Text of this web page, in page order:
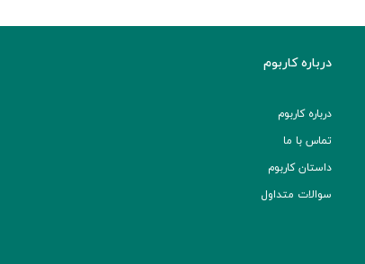
درباره کاربوم
درباره کاربوم
تماس با ما
داستان کاربوم
سوالات متداول